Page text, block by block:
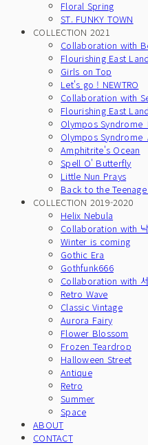
Floral Spring
ST. FUNKY TOWN
COLLECTION 2021
Collaboration with
Flourishing East
Girls on Top
Let's go ! NEWTRO
Collaboration with
Flourishing East
Olympos
Olympos
Amphitrite's Ocean
Spell O' Butterfly
Little Nun Prays
Back to the Teenage
COLLECTION 2019-2020
Helix Nebula
Collaboration with
Winter is coming
Gothic Era
Gothfunk666
Collaboration with
Retro Wave
Classic Vintage
Aurora Fairy
Flower Blossom
Frozen Teardrop
Halloween Street
Antique
Retro
Summer
Space
ABOUT
CONTACT